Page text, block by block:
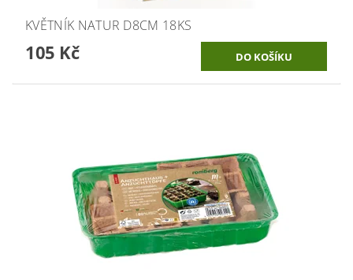
KVĚTNÍK NATUR D8CM 18KS
105 Kč